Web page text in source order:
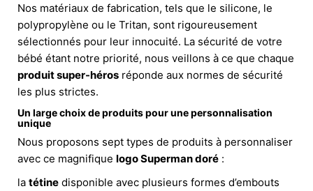
Nos matériaux de fabrication, tels que le silicone, le
polypropylène ou le Tritan, sont rigoureusement
sélectionnés pour leur innocuité. La sécurité de votre
bébé étant notre priorité, nous veillons à ce que chaque
produit super-héros réponde aux normes de sécurité
les plus strictes.
Un large choix de produits pour une personnalisation
unique
Nous proposons sept types de produits à personnaliser
avec ce magnifique logo Superman doré :
la tétine disponible avec plusieurs formes d’embouts